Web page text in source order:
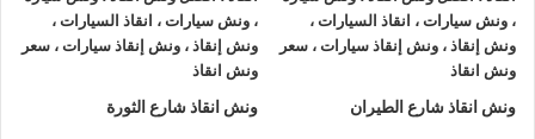
جسر السويس او على الطريق وذلك لأننا نعمل على مدار الساعة
طوال أيام الأسبوع.
2- الأمان
ونش انقاذ شارع الطيران ونش انقاذ شارع الثورة